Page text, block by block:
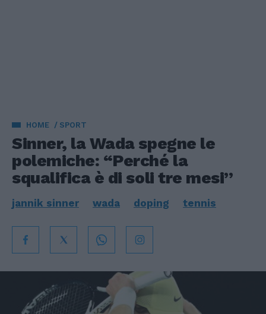
HOME SPORT
Sinner, la Wada spegne le
polemiche: “Perché la
squalifica è di soli tre mesi”
jannik sinner wada doping tennis